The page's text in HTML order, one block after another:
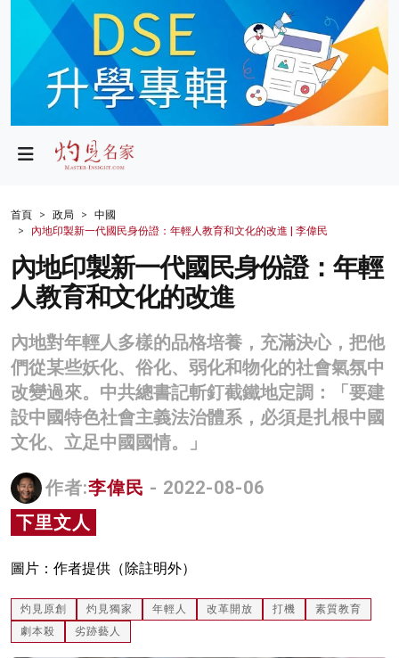
政局
財經
生活
健康
商業
科技
影片
名家榜
關於我們
首頁 政局
中國
內地印製新一代國民身份證：年輕人教育和文化的改進 | 李偉民
內地印製新一代國民身份證：年輕
人教育和文化的改進
內地對年輕人多樣的品格培養，充滿決心，把他
們從某些妖化、俗化、弱化和物化的社會氣氛中
改變過來。中共總書記斬釘截鐵地定調：「要建
設中國特色社會主義法治體系，必須是扎根中國
文化、立足中國國情。」
作者:李偉民 - 2022-08-06
下里文人
圖片：作者提供（除註明外）
灼見原創 灼見獨家 年輕人 改革開放 打機
素質教育
劇本殺
劣跡藝人